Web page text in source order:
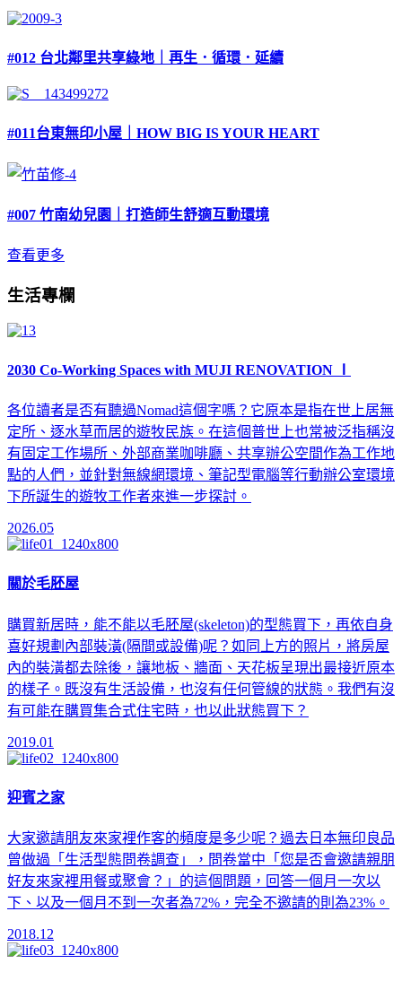
#012 台北鄰里共享綠地｜再生．循環．延續
#011台東無印小屋｜HOW BIG IS YOUR HEART
#007 竹南幼兒園｜打造師生舒適互動環境
查看更多
生活專欄
2030 Co-Working Spaces with MUJI RENOVATION Ⅰ
各位讀者是否有聽過Nomad這個字嗎？它原本是指在世上居無
定所、逐水草而居的遊牧民族。在這個普世上也常被泛指稱沒
有固定工作場所、外部商業咖啡廳、共享辦公空間作為工作地
點的人們，並針對無線網環境、筆記型電腦等行動辦公室環境
下所誕生的遊牧工作者來進一步探討。
2026.05
關於毛胚屋
購買新居時，能不能以毛胚屋(skeleton)的型態買下，再依自身
喜好規劃內部裝潢(隔間或設備)呢？如同上方的照片，將房屋
內的裝潢都去除後，讓地板、牆面、天花板呈現出最接近原本
的樣子。既沒有生活設備，也沒有任何管線的狀態。我們有沒
有可能在購買集合式住宅時，也以此狀態買下？
2019.01
迎賓之家
大家邀請朋友來家裡作客的頻度是多少呢？過去日本無印良品
曾做過「生活型態問卷調查」，問卷當中「您是否會邀請親朋
好友來家裡用餐或聚會？」的這個問題，回答一個月一次以
下、以及一個月不到一次者為72%，完全不邀請的則為23%。
2018.12